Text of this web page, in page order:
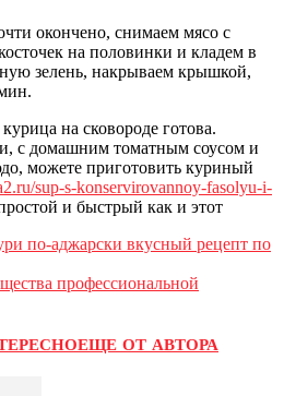
окончено, снимаем мясо с
на половинки и кладем в
зелень, накрываем крышкой,
на сковороде готова.
с домашним томатным соусом и
можете приготовить куриный
sup-s-konservirovannoy-fasolyu-i-
и быстрый как и этот
по-аджарски вкусный рецепт по
профессиональной
ЕЩЕ ОТ АВТОРА